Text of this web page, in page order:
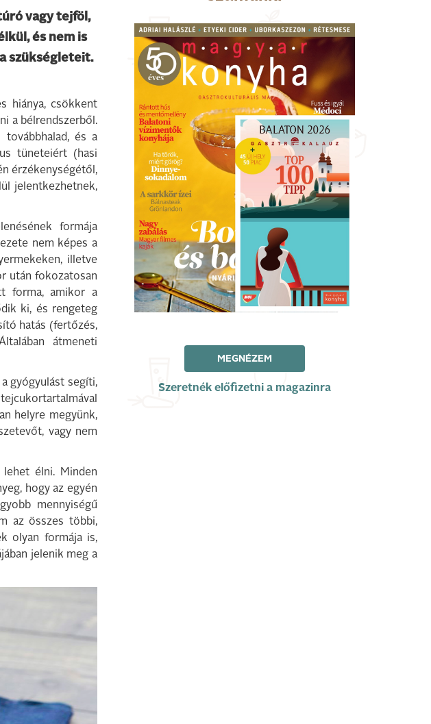
vagy tejföl,
és nem is
szükségleteit.
hiánya, csökkent
a bélrendszerből.
és a
tüneteiért (hasi
érzékenységétől,
jelentkezhetnek,
formája
nem képes a
illetve
után fokozatosan
forma, amikor a
ki, és rengeteg
hatás (fertőzés,
átmeneti
gyógyulást segíti,
helyre megyünk,
vagy nem
élni. Minden
hogy az egyén
mennyiségű
az összes többi,
olyan formája is,
jelenik meg a
MEGNÉZEM
Szeretnék előfizetni a magazinra